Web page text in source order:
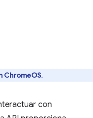
ChromeOS.
con